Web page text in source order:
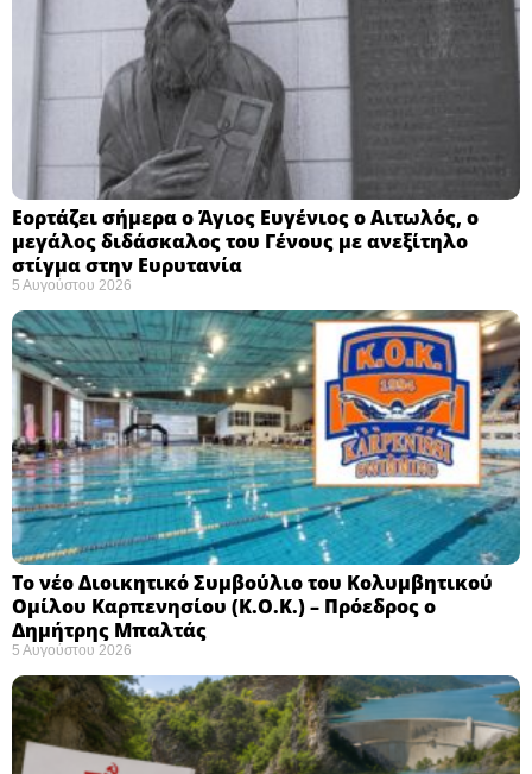
Εορτάζει σήμερα ο Άγιος Ευγένιος ο Αιτωλός, ο
μεγάλος διδάσκαλος του Γένους με ανεξίτηλο
στίγμα στην Ευρυτανία
5 Αυγούστου 2026
Το νέο Διοικητικό Συμβούλιο του Κολυμβητικού
Ομίλου Καρπενησίου (Κ.Ο.Κ.) – Πρόεδρος ο
Δημήτρης Μπαλτάς
5 Αυγούστου 2026